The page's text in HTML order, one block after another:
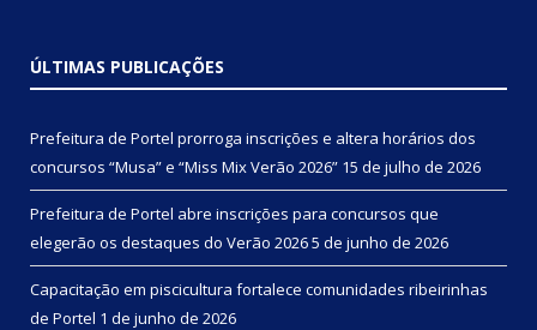
ÚLTIMAS PUBLICAÇÕES
Prefeitura de Portel prorroga inscrições e altera horários dos
concursos “Musa” e “Miss Mix Verão 2026” 15 de julho de 2026
Prefeitura de Portel abre inscrições para concursos que
elegerão os destaques do Verão 20265 de junho de 2026
Capacitação em piscicultura fortalece comunidades ribeirinhas
de Portel 1 de junho de 2026